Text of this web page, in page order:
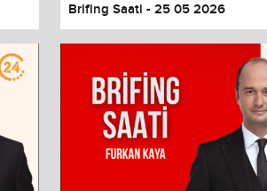
Brifing Saati - 25 05 2026